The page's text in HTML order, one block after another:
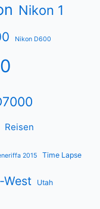
Nikon 1
Nikon D600
Reisen
2015 Time Lapse
West Utah